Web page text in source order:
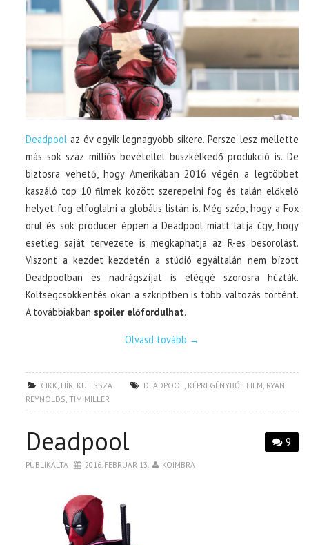
Deadpool az év egyik legnagyobb sikere. Persze lesz mellette
más sok száz milliós bevétellel büszkélkedő produkció is. De
biztosra vehető, hogy Amerikában 2016 végén a legtöbbet
kaszáló top 10 filmek között szerepelni fog és talán előkelő
helyet fog elfoglalni a globális listán is. Még szép, hogy a Fox
örül és sok producer éppen a Deadpool miatt látja úgy, hogy
esetleg saját tervezete is megkaphatja az R-es besorolást.
Viszont a kezdet kezdetén a stúdió egyáltalán nem bízott
Deadpoolban és nadrágszíjat is eléggé szorosra húzták.
Költségcsökkentés okán a szkriptben is több változás történt.
A továbbiakban spoiler előfordulhat.
Olvasd tovább →
CIKK, HÍR, KULISSZA DEADPOOL, KÉPREGÉNYBŐL FILM, RYAN
REYNOLDS,TIM MILLER
9
Deadpool
PUBLIKÁLTA 2016. FEBRUÁR 13. KOIMBRA